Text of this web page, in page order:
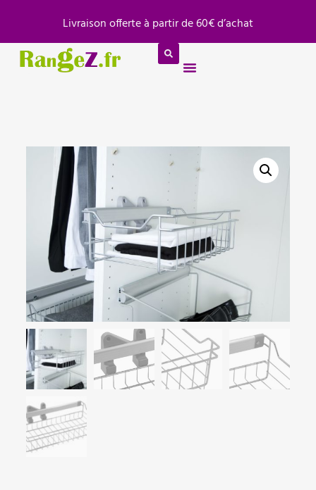
Livraison offerte à partir de 60€ d’achat